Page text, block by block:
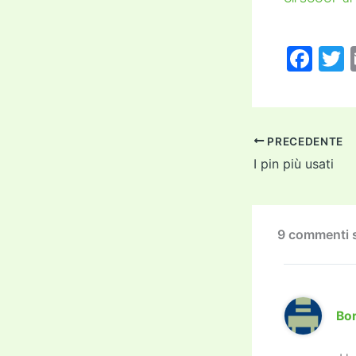
F
c
e
b
o
k
PRECEDENTE
I pin più usati
9 commenti